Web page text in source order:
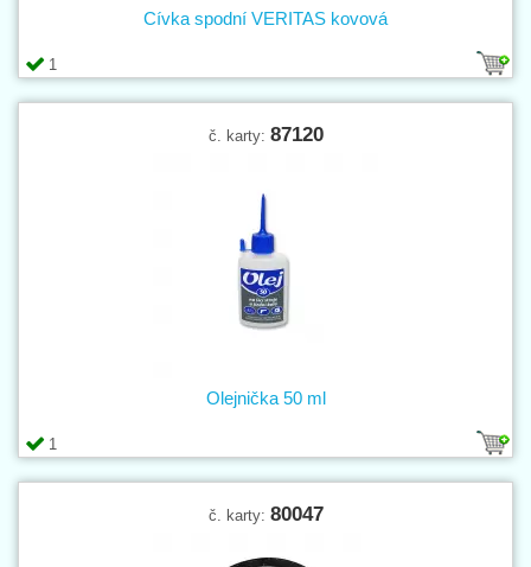
1
Cívka spodní VERITAS kovová
č. karty: 87120
1
Olejnička 50 ml
č. karty: 80047